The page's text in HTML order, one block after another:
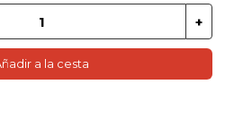
a la cesta